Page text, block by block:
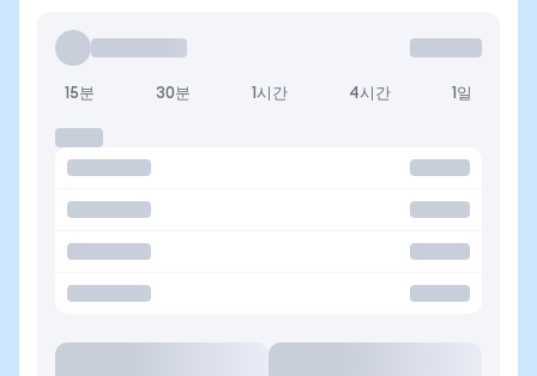
15분 30분 1시간 4시간 1일